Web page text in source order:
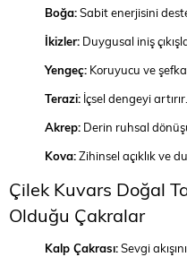
Boğa:Sabit enerjisini
İkizler: Duygusal iniş
Yengeç: Koruyucu ve
Terazi: İçsel dengeyi artırır.
Akrep: Derin ruhsal
Kova:Zihinsel açıklık ve
Çilek Kuvars Doğal
Olduğu Çakralar
Kalp Çakrası:Sevgi